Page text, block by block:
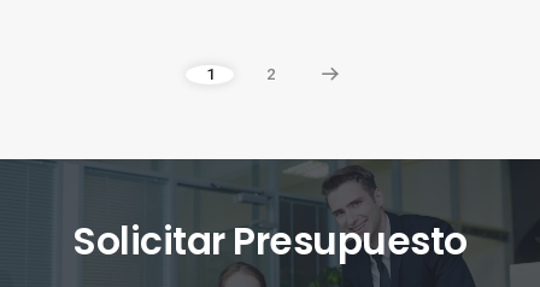
1 2
Solicitar Presupuesto